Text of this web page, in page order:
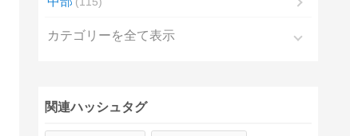
カテゴリーを全て表示
関連ハッシュタグ